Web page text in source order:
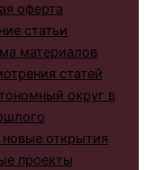
оферта
статьи
материалов
статей
округ в
открытия
проекты